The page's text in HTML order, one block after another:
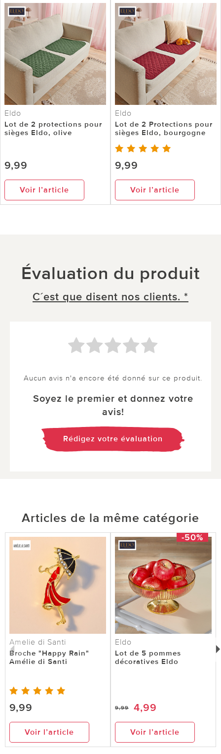
Eldo
Lot de 2 protections pour
sièges Eldo, olive
9,99
Voir l’article
Eldo
Lot de 2 Protections pour
sièges Eldo, bourgogne
9,99
Voir l’article
Évaluation du produit
C´est que disent nos clients. *
Aucun avis n'a encore été donné sur ce produit.
Soyez le premier et donnez votre
avis!
Rédigez votre évaluation
Articles de la même catégorie
Amelie di Santi
Broche "Happy Rain"
Amélie di Santi
9,99
Voir l’article
-50%
Eldo
Lot de 5 pommes
décoratives Eldo
9,99 4,99
Voir l’article